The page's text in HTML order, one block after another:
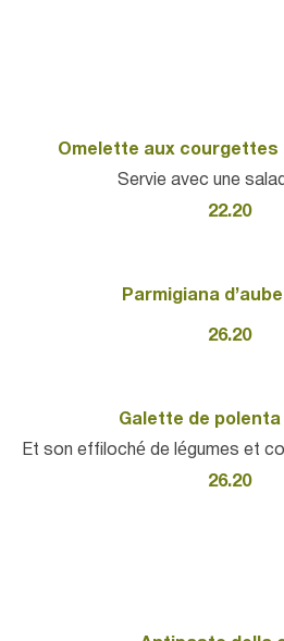
Omelette aux courgettes
Servie avec une
22.20
Parmigiana
26.20
Galette de polenta
Et son effiloché de légumes et
26.20